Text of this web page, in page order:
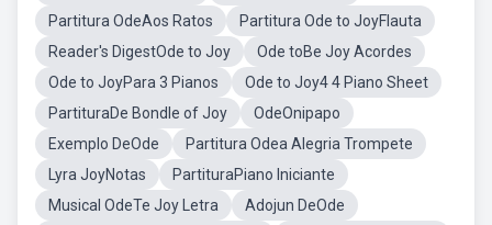
Partitura OdeAos Ratos
Partitura Ode to JoyFlauta
Reader's DigestOde to Joy
Ode toBe Joy Acordes
Ode to JoyPara 3 Pianos
Ode to Joy4 4 Piano Sheet
PartituraDe Bondle of Joy
OdeOnipapo
Exemplo DeOde
Partitura Odea Alegria Trompete
Lyra JoyNotas
PartituraPiano Iniciante
Musical OdeTe Joy Letra
Adojun DeOde